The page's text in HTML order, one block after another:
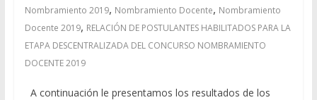
Nombramiento 2019, Nombramiento Docente, Nombramiento
Docente 2019, RELACIÓN DE POSTULANTES HABILITADOS PARA LA
ETAPA DESCENTRALIZADA DEL CONCURSO NOMBRAMIENTO
DOCENTE 2019
A continuación le presentamos los resultados de los